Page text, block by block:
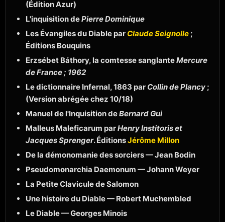
(Édition Azur)
L'inquisition dePierre Dominique
Les Évangiles du Diable par Claude Seignolle ;
Éditions Bouquins
Erzsébet Báthory, la comtesse sanglanteMercure
de France ; 1962
Le dictionnaire Infernal, 1863 par Collin de Plancy ;
(Version abrégée chez 10/18)
Manuel de l'Inquisition deBernard Gui
Malleus Maleficarum parHenry Institoris et
Jacques Sprenger. ÉditionsJérôme Millon
De la démonomanie des sorciers — Jean Bodin
Pseudomonarchia Daemonum — Johann Weyer
La Petite Clavicule de Salomon
Une histoire du Diable — Robert Muchembled
Le Diable — Georges Minois